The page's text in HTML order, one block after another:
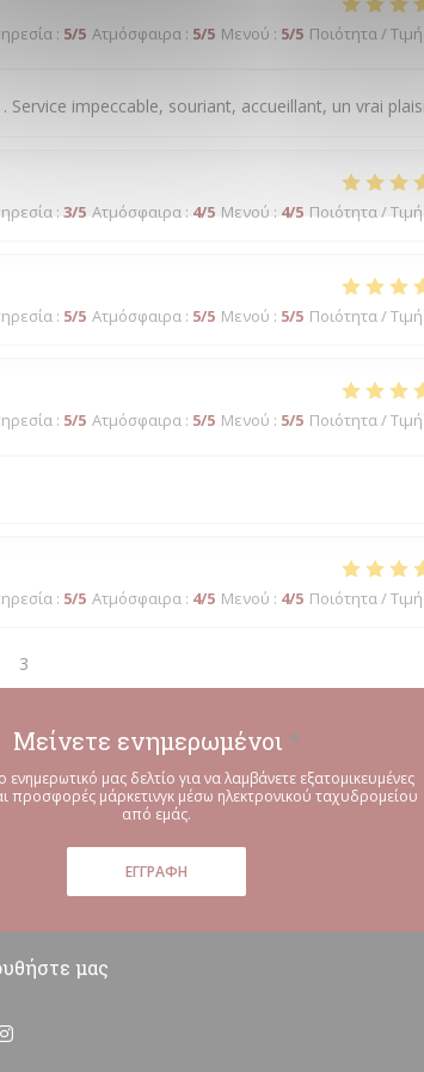
: 5/5 Ατμόσφαιρα : 5/5 Μενού : 5/5 Ποιότητα / Τιμή
impeccable, souriant, accueillant, un vrai
: 3/5 Ατμόσφαιρα : 4/5 Μενού : 4/5 Ποιότητα / Τιμή
: 5/5 Ατμόσφαιρα : 5/5 Μενού : 5/5 Ποιότητα / Τιμή
: 5/5 Ατμόσφαιρα : 5/5 Μενού : 5/5 Ποιότητα / Τιμή
: 5/5 Ατμόσφαιρα : 4/5 Μενού : 4/5 Ποιότητα / Τιμή
3
Μείνετε ενημερωμένοι *
ενημερωτικό μας δελτίο για να λαμβάνετε εξατομικευμένες
προσφορές μάρκετινγκ μέσω ηλεκτρονικού ταχυδρομείου
από εμάς.
ΕΓΓΡΑΦΉ
μας
((ανοίγει σε νέο παράθυρο))
Instagram ((ανοίγει σε νέο παράθυρο))